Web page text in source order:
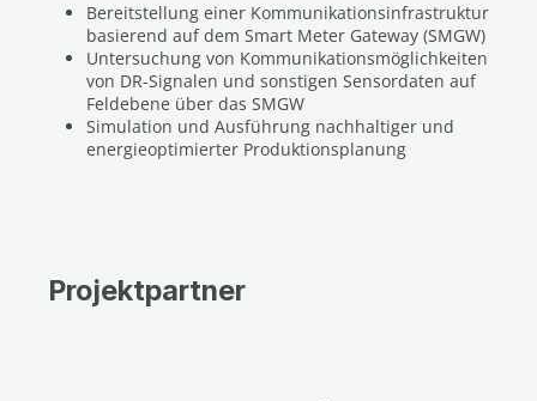
Bereitstellung einer Kommunikationsinfrastruktur
basierend auf dem Smart Meter Gateway (SMGW)
Untersuchung von Kommunikationsmöglichkeiten
von DR-Signalen und sonstigen Sensordaten auf
Feldebene über das SMGW
Simulation und Ausführung nachhaltiger und
energieoptimierter Produktionsplanung
Projektpartner